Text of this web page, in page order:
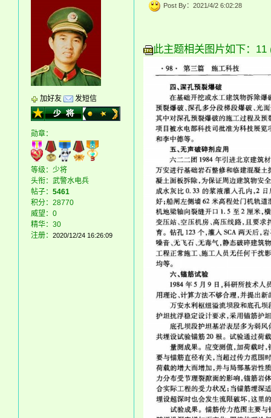
加好友 发短信
勋章：
等级：少将
头衔：武警水电兵
帖子： 5461
积分：28770
威望：0
精华：30
注册：
2020/12/24 16:26:09
Post By：2021/4/2 6:02:28
此主题相关图片如下：11